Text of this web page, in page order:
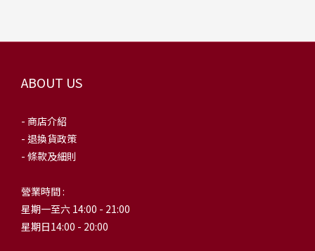
ABOUT US
- 商店介紹
- 退換貨政策
- 條款及細則
營業時間 :
星期一至六 14:00 - 21:00
星期日14:00 - 20:00